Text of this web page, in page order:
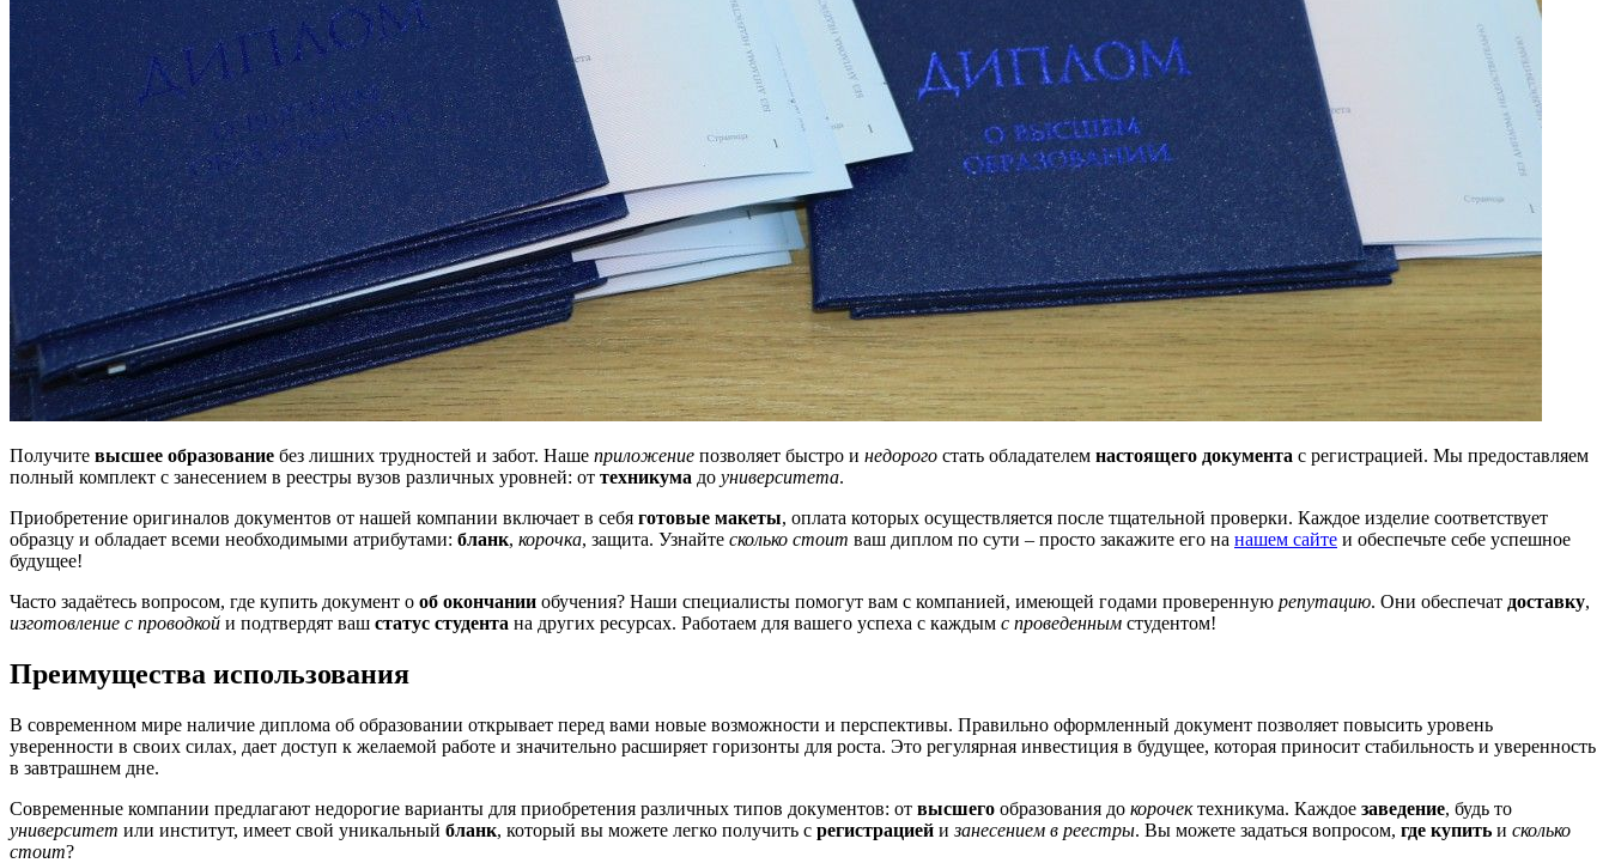
Получите высшее образование без лишних трудностей и забот. Наше приложение позволяет быстро и недорого стать обладателем настоящего документа с регистрацией. Мы предоставляем
полный комплект с занесением в реестры вузов различных уровней: от техникума до университета.
Приобретение оригиналов документов от нашей компании включает в себя готовые макеты, оплата которых осуществляется после тщательной проверки. Каждое изделие соответствует
образцу и обладает всеми необходимыми атрибутами: бланк, корочка, защита. Узнайте сколько стоит ваш диплом по сути – просто закажите его на нашем сайте и обеспечьте себе успешное
будущее!
Часто задаётесь вопросом, где купить документ о об окончании обучения? Наши специалисты помогут вам с компанией, имеющей годами проверенную репутацию. Они обеспечат доставку,
изготовление с проводкой и подтвердят ваш статус студента на других ресурсах. Работаем для вашего успеха с каждым с проведенным студентом!
Преимущества использования
В современном мире наличие диплома об образовании открывает перед вами новые возможности и перспективы. Правильно оформленный документ позволяет повысить уровень
уверенности в своих силах, дает доступ к желаемой работе и значительно расширяет горизонты для роста. Это регулярная инвестиция в будущее, которая приносит стабильность и уверенность
в завтрашнем дне.
Современные компании предлагают недорогие варианты для приобретения различных типов документов: от высшего образования до корочектехникума. Каждое заведение, будь то
университет или институт, имеет свой уникальный бланк, который вы можете легко получить с регистрацией изанесением в реестры. Вы можете задаться вопросом, где купить и сколько
стоит?